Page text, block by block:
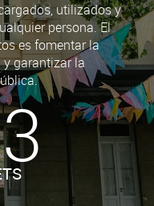
utilizados y
persona. El
es fomentar la
garantizar la